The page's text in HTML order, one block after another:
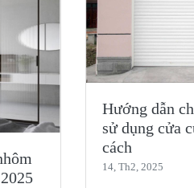
Hướng dẫn
sử dụng cửa
cách
14, Th2, 2025